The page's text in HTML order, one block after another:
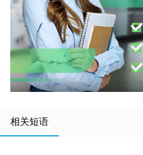
相关短语